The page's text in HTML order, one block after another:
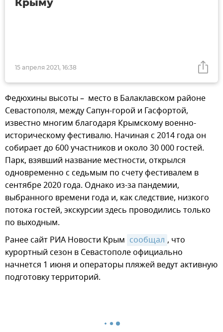
15 апреля 2021, 16:38
Крыму
Федюхины высоты – место в Балаклавском районе
Севастополя, между Сапун-горой и Гасфортой,
известно многим благодаря Крымскому военно-
историческому фестивалю. Начиная с 2014 года он
собирает до 600 участников и около 30 000 гостей.
Парк, взявший название местности, открылся
одновременно с седьмым по счету фестивалем в
сентябре 2020 года. Однако из-за пандемии,
выбранного времени года и, как следствие, низкого
потока гостей, экскурсии здесь проводились только
по выходным.
Ранее сайт РИА Новости Крым сообщал , что
курортный сезон в Севастополе официально
начнется 1 июня и операторы пляжей ведут активную
подготовку территорий.